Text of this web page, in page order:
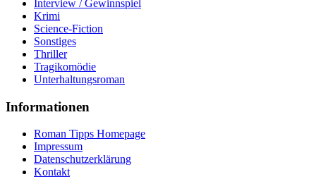
Interview / Gewinnspiel
Krimi
Science-Fiction
Sonstiges
Thriller
Tragikomödie
Unterhaltungsroman
Informationen
Roman Tipps Homepage
Impressum
Datenschutzerklärung
Kontakt